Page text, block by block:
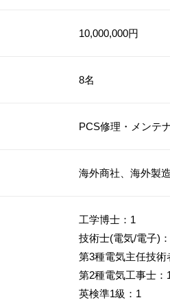
10,000,000円
8名
PCS修理・メンテ
海外商社、海外製
工学博士：1
技術士(電気/電子)
第3種電気主任技術
第2種電気工事士：
英検準1級：1